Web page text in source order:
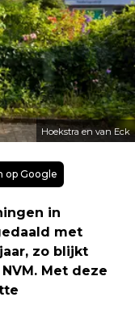
Hoekstra en van Eck
op Google
in
met
zo blijkt
Met deze